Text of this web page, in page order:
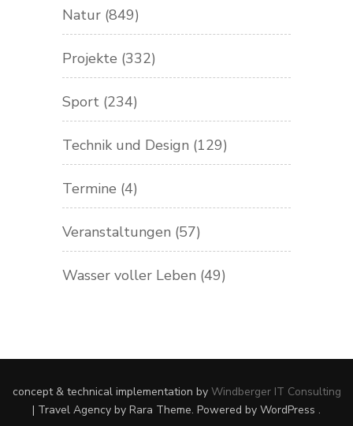
Natur (849)
Projekte (332)
Sport (234)
Technik und Design (129)
Termine (4)
Veranstaltungen (57)
Wasser voller Leben (49)
concept & technical implementation by Windberger IT Consulting
| Travel Agency by Rara Theme. Powered by WordPress .